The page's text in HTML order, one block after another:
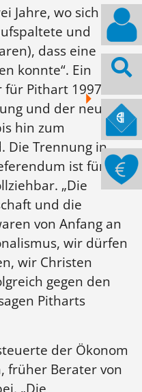
Jahre, wo sich
und
dass eine
konnte“. Ein
Pithart 1997 mit
und der neuen
hin zum
Die Trennung in
ist für ihn
„Die
und die
von Anfang an
wir dürfen
wir Christen
gegen den
Pitharts
der Ökonom
früher Berater von
„Die